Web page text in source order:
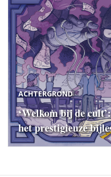
ACHTERGROND
‘Welkom bij de
het prestigieuze